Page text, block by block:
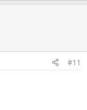
#11